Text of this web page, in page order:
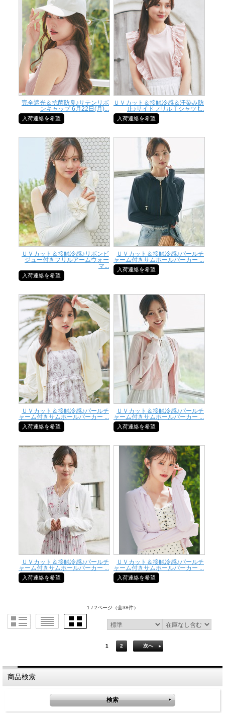
完全遮光＆抗菌防臭♪サテンリボ
ンキャップ 6月22日(月)...
入荷連絡を希望
ＵＶカット＆接触冷感＆汗染み防
止♪サイドフリルＴシャツ t...
入荷連絡を希望
ＵＶカット＆接触冷感♪リボンビ
ジュー付きフリルアームウォー
マ...
入荷連絡を希望
ＵＶカット＆接触冷感♪パールチ
ャーム付きサムホールパーカー ...
入荷連絡を希望
ＵＶカット＆接触冷感♪パールチ
ャーム付きサムホールパーカー ...
入荷連絡を希望
ＵＶカット＆接触冷感♪パールチ
ャーム付きサムホールパーカー ...
入荷連絡を希望
ＵＶカット＆接触冷感♪パールチ
ャーム付きサムホールパーカー ...
入荷連絡を希望
ＵＶカット＆接触冷感♪パールチ
ャーム付きサムホールパーカー ...
入荷連絡を希望
1 / 2ページ （全38件）
1 2 次へ
商品検索